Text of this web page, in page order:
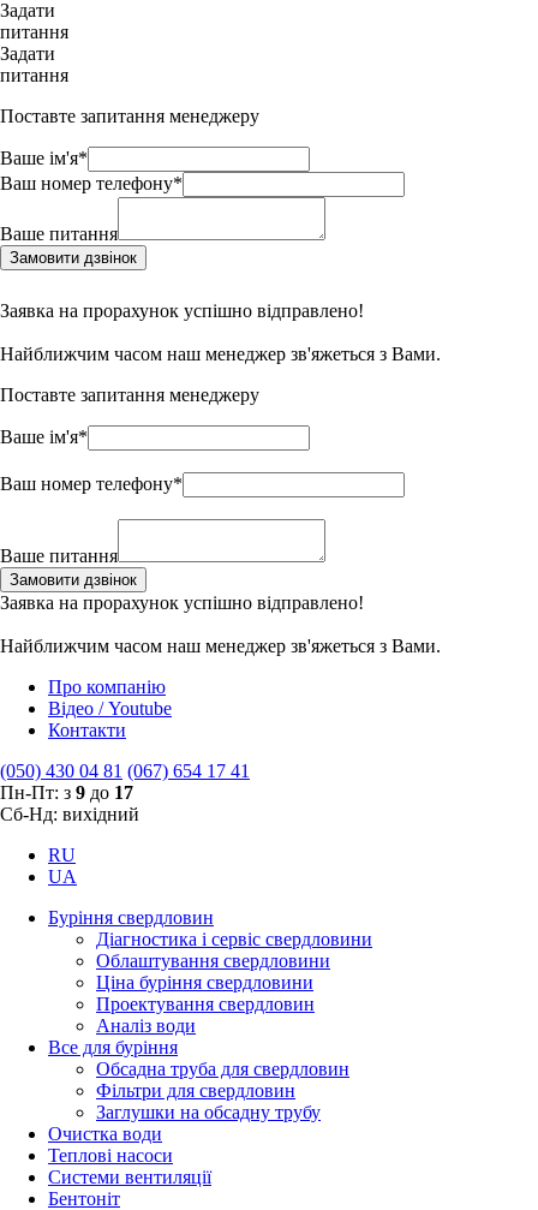
Задати
питання
Задати
питання
Поставте запитання менеджеру
Ваше ім'я*
Ваш номер телефону*
Ваше питання
Замовити дзвінок
Заявка на прорахунок успішно відправлено!
Найближчим часом наш менеджер зв'яжеться з Вами.
Поставте запитання менеджеру
Ваше ім'я*
Ваш номер телефону*
Ваше питання
Замовити дзвінок
Заявка на прорахунок успішно відправлено!
Найближчим часом наш менеджер зв'яжеться з Вами.
Про компанію
Відео / Youtube
Контакти
(050) 430 04 81 (067) 654 17 41
Пн-Пт: з 9 до 17
Сб-Нд: вихідний
RU
UA
Буріння свердловин
Діагностика і сервіс свердловини
Облаштування свердловини
Ціна буріння свердловини
Проектування свердловин
Аналіз води
Все для буріння
Обсадна труба для свердловин
Фільтри для свердловин
Заглушки на обсадну трубу
Очистка води
Теплові насоси
Системи вентиляції
Бентоніт